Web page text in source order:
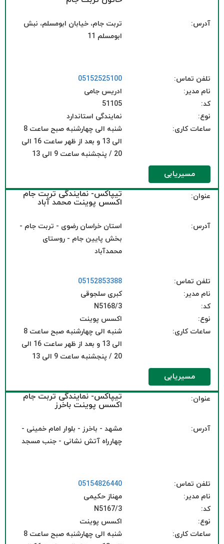
آدرس:
تربت جام، خیابان ابومسلم، نبش
ابومسلم 11
تلفن تماس:
05152525100
نام مدیر:
ادریس جامی
کد:
51105
نوع:
نمایندگی استاندارد
ساعات کاری:
شنبه الی چهارشنبه صبح ساعت 8
الی 13 و بعد از ظهر ساعت 16 الی
20 / پنجشنبه ساعت 9 الی 13
مسیریابی
عنوان: تیپاکس- نمایندگی تربت جام
اکسس پوینت محمد آباد
آدرس:
استان خراسان رضوی - تربت جام -
بخش پایین جام - روستای
محمدآباد
تلفن تماس:
05152853388
نام مدیر:
کبری سلجوقی
کد:
N5168/3
نوع:
اکسس پوینت
ساعات کاری:
شنبه الی چهارشنبه صبح ساعت 8
الی 13 و بعد از ظهر ساعت 16 الی
20 / پنجشنبه ساعت 9 الی 13
مسیریابی
عنوان: تیپاکس- نمایندگی تربت جام
اکسس پوینت باخرز
آدرس:
مشهد - باخرز - بلوار امام خمینی -
چهارراه آتش نشانی - جنب مسجد
تلفن تماس:
05154826440
نام مدیر:
مهناز حکیمی
کد:
N5167/3
نوع:
اکسس پوینت
ساعات کاری:
شنبه الی چهارشنبه صبح ساعت 8